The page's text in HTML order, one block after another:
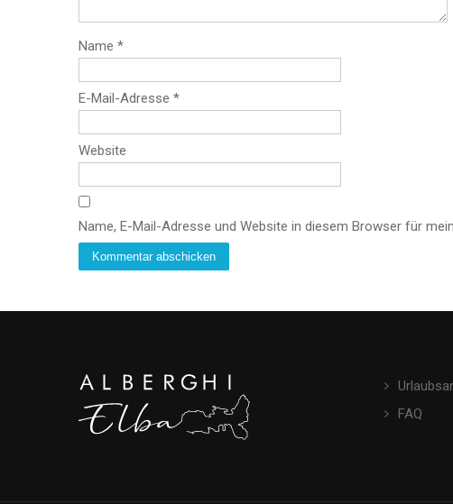
Name *
E-Mail-Adresse *
Website
Name, E-Mail-Adresse und Website in diesem Browser für
FAQ